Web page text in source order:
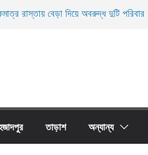
রাস্তায় বেড়া দিয়ে অবরুদ্ধ দুটি পরিবার
তাড়াশ অন্যান্য